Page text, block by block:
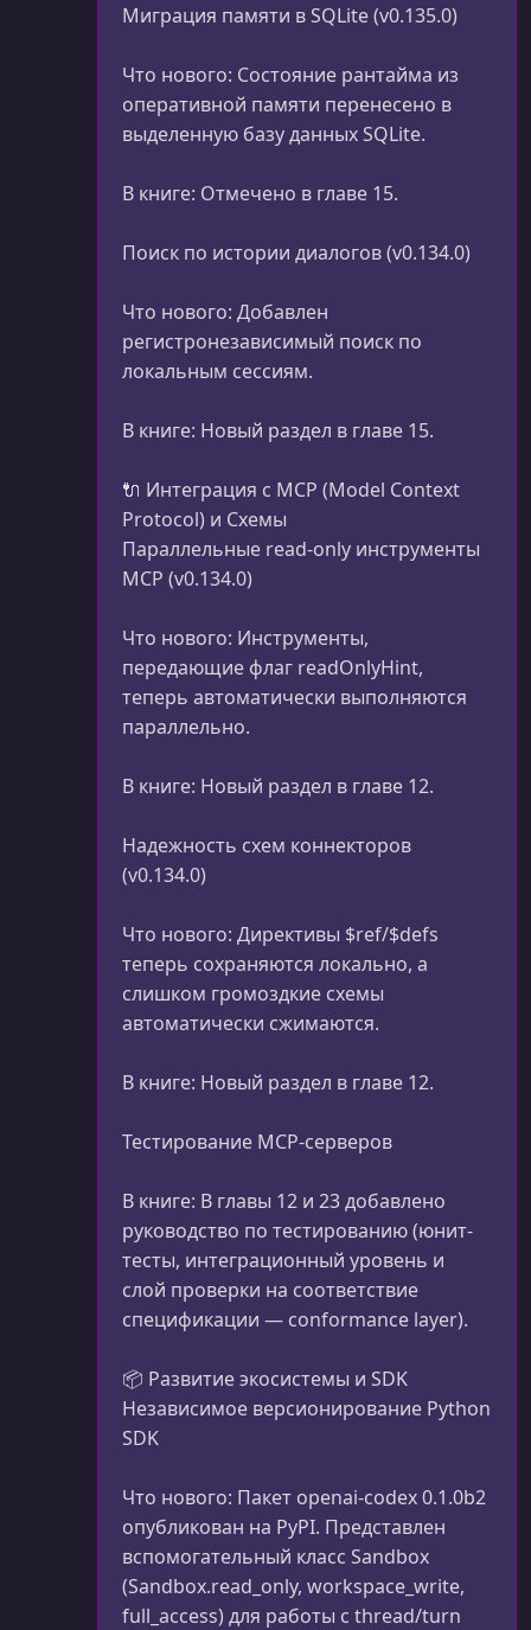
Миграция памяти в SQLite (v0.135.0)
Что нового: Состояние рантайма из
оперативной памяти перенесено в
выделенную базу данных SQLite.
В книге: Отмечено в главе 15.
Поиск по истории диалогов (v0.134.0)
Что нового: Добавлен
регистронезависимый поиск по
локальным сессиям.
В книге: Новый раздел в главе 15.
🔌 Интеграция с MCP (Model Context
Protocol) и Схемы
Параллельные read-only инструменты
MCP (v0.134.0)
Что нового: Инструменты,
передающие флаг readOnlyHint,
теперь автоматически выполняются
параллельно.
В книге: Новый раздел в главе 12.
Надежность схем коннекторов
(v0.134.0)
Что нового: Директивы $ref/$defs
теперь сохраняются локально, а
слишком громоздкие схемы
автоматически сжимаются.
В книге: Новый раздел в главе 12.
Тестирование MCP-серверов
В книге: В главы 12 и 23 добавлено
руководство по тестированию (юнит-
тесты, интеграционный уровень и
слой проверки на соответствие
спецификации — conformance layer).
📦 Развитие экосистемы и SDK
Независимое версионирование Python
SDK
Что нового: Пакет openai-codex 0.1.0b2
опубликован на PyPI. Представлен
вспомогательный класс Sandbox
(Sandbox.read_only, workspace_write,
full_access) для работы с thread/turn